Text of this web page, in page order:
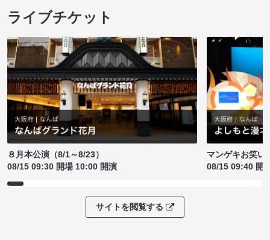
ライブチケット
８月本公演（8/1～8/23）
08/15 09:30 開場 10:00 開演
マンゲキお笑い
08/15 09:40 開
サイトを閲覧する